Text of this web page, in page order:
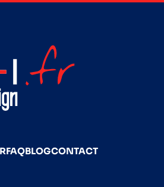
FAQBLOGCONTACT